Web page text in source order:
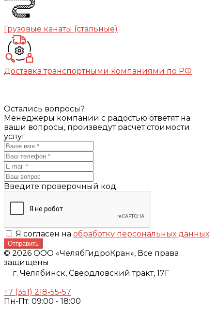
Грузовые канаты (стальные)
Доставка транспортными компаниями по РФ
Остались вопросы?
Менеджеры компании с радостью ответят на
ваши вопросы, произведут расчет стоимости
услуг
Введите проверочный код
Я согласен на обработку персональных данных
Отправить
© 2026 ООО «ЧелябГидроКран», Все права
защищены
г. Челябинск, Свердловский тракт, 17Г
+7 (351) 218-55-57
Пн-Пт: 09:00 - 18:00